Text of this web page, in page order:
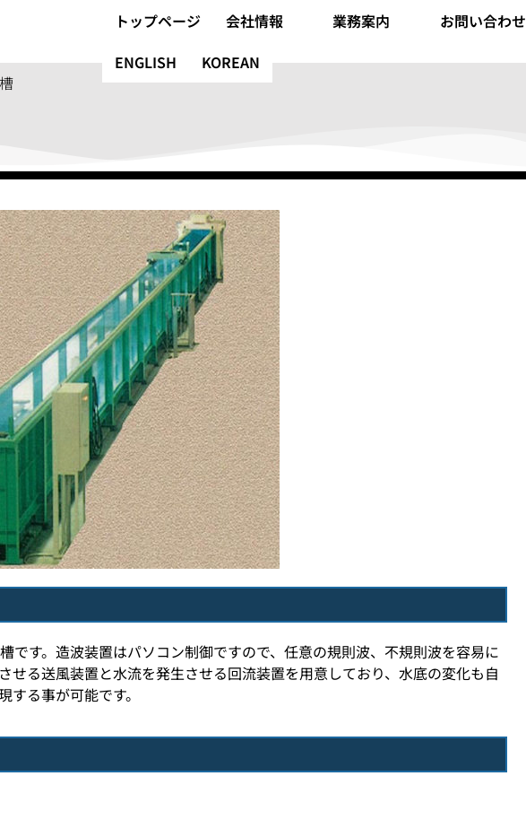
トップページ 会社情報 業務案内 お問い合わせ
ENGLISH
KOREAN
です。造波装置はパソコン制御ですので、任意の規則波、不規則波を容易に
せる送風装置と水流を発生させる回流装置を用意しており、水底の変化も自
る事が可能です。